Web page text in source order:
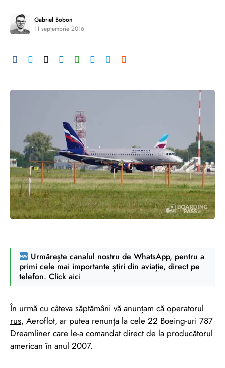
Gabriel Bobon
11 septembrie 2016
Urmărește canalul nostru de WhatsApp, pentru a
primi cele mai importante știri din aviație, direct pe
telefon. Click aici
În urmă cu câteva săptămâni vă anunțam că operatorul
rus, Aeroflot, ar putea renunța la cele 22 Boeing-uri 787
Dreamliner care le-a comandat direct de la producătorul
american în anul 2007.